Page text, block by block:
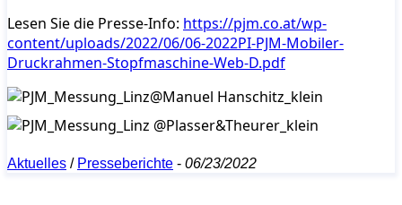
Lesen Sie die Presse-Info: https://pjm.co.at/wp-
content/uploads/2022/06/06-2022PI-PJM-Mobiler-
Druckrahmen-Stopfmaschine-Web-D.pdf
Aktuelles / Presseberichte - 06/23/2022